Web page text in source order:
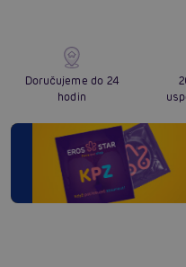
Doručujeme do 24
hodin